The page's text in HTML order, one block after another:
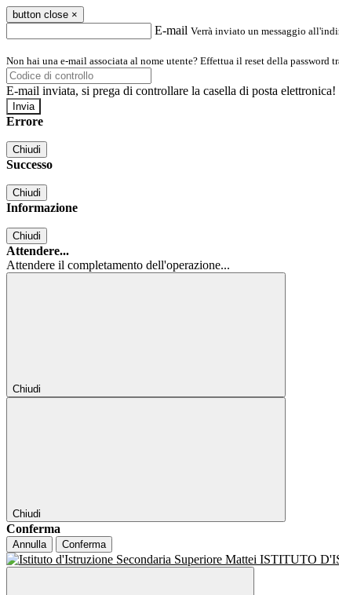
button close ×
E-mail Verrà inviato un messaggio
Non hai una e-mail associata al nome utente? Effettua il reset della password
E-mail inviata, si prega di controllare la casella di posta elettronica!
Errore
Chiudi
Successo
Chiudi
Informazione
Chiudi
Attendere...
Attendere il completamento dell'operazione...
Chiudi
Chiudi
Conferma
Annulla Conferma
ISTITUTO